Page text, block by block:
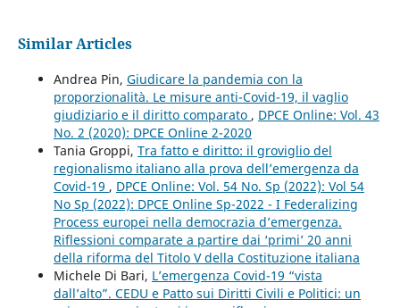
Similar Articles
Andrea Pin, Giudicare la pandemia con la
proporzionalità. Le misure anti-Covid-19, il vaglio
giudiziario e il diritto comparato , DPCE Online: Vol. 43
No. 2 (2020): DPCE Online 2-2020
Tania Groppi, Tra fatto e diritto: il groviglio del
regionalismo italiano alla prova dell’emergenza da
Covid-19 , DPCE Online: Vol. 54 No. Sp (2022): Vol 54
No Sp (2022): DPCE Online Sp-2022 - I Federalizing
Process europei nella democrazia d’emergenza.
Riflessioni comparate a partire dai ‘primi’ 20 anni
della riforma del Titolo V della Costituzione italiana
Michele Di Bari, L’emergenza Covid-19 “vista
dall’alto”. CEDU e Patto sui Diritti Civili e Politici: un